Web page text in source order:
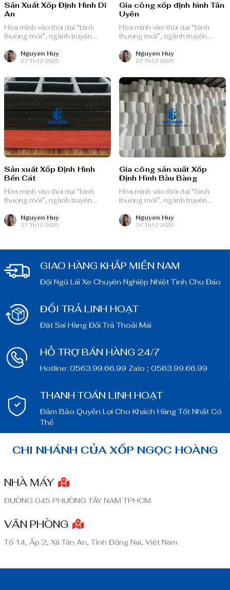
Sản Xuất Xốp Định Hình Dĩ
An
Hòa mình vào thời đại “bình
thường mới”, ngành truyền
nguồn lực dồi dào và chiến lược
bài bản, sẵn sàng ghi danh trên
Nguyen Huy
27 Th12 2025
Gia công xốp định hình Tân
Uyên
Hòa mình vào thời đại “bình
thường mới”, ngành truyền
nguồn lực dồi dào và chiến lược
bài bản, sẵn sàng ghi danh trên
Nguyen Huy
27 Th12 2025
Sản xuất Xốp Định Hình
Bến Cát
Hòa mình vào thời đại “bình
thường mới”, ngành truyền
nguồn lực dồi dào và chiến lược
bài bản, sẵn sàng ghi danh trên
Nguyen Huy
27 Th12 2025
Gia công sản xuất Xốp
Định Hình Bàu Bàng
Hòa mình vào thời đại “bình
thường mới”, ngành truyền
nguồn lực dồi dào và chiến lược
bài bản, sẵn sàng ghi danh trên
Nguyen Huy
27 Th12 2025
GIAO HÀNG KHẮP MIỀN NAM
Đội Ngũ Lái Xe Chuyên Nghiệp Nhiệt Tình Chu Đáo
ĐỔI TRẢ LINH HOẠT
Đặt Sai Hàng Đổi Trả Thoải Mái
HỖ TRỢ BÁN HÀNG 24/7
Hotline: 0563.99.66.99 Zalo ; 0563.99.66.99
THANH TOÁN LINH HOẠT
Đảm Bảo Quyền Lợi Cho Khách Hàng Tốt Nhất Có
Thể
CHI NHÁNH CỦA XỐP NGỌC HOÀNG
NHÀ MÁY
ĐƯỜNG 045 PHƯỜNG TÂY NAM TPHCM
VĂN PHÒNG
Tổ 14, Ấp 2, Xã Tân An, Tỉnh Đồng Nai, Việt Nam